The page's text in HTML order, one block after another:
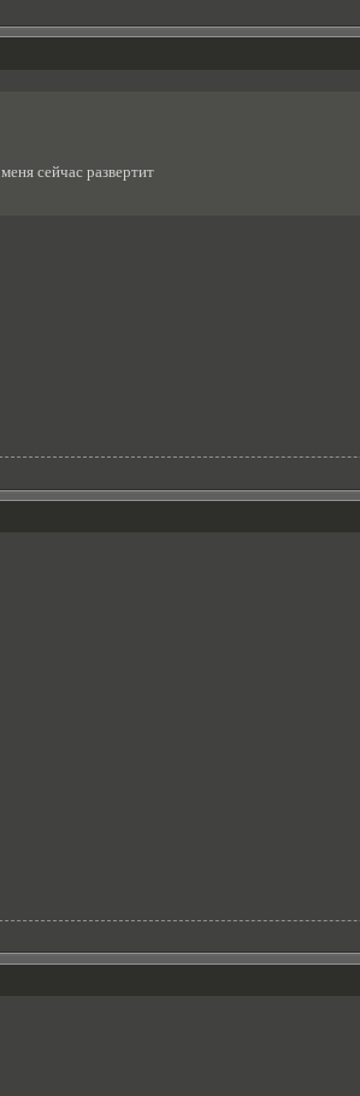
сейчас развертит